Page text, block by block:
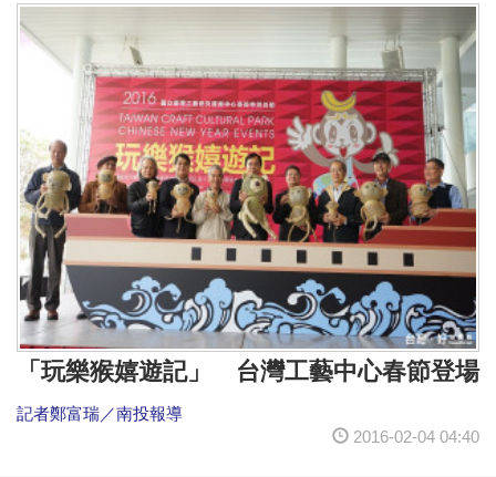
「玩樂猴嬉遊記」 台灣工藝中心春節登場
記者鄭富瑞／南投報導
2016-02-04 04:40